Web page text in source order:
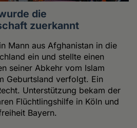
die
zuerkannt
Mann aus Afghanistan in die
ein und stellte einen
seiner Abkehr vom Islam
Geburtsland verfolgt. Ein
Unterstützung bekam der
Flüchtlingshilfe in Köln und
Bayern.